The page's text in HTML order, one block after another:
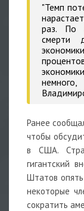
"Темп
раз. По
смерти
Ранее
чтобы
в США.
гигантский
Штатов
некоторые
сократить